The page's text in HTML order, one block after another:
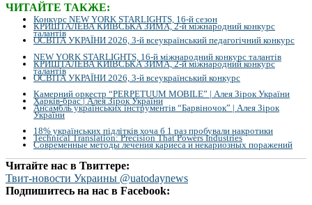
ЧИТАЙТЕ ТАКЖЕ:
Конкурс NEW YORK STARLIGHTS, 16-й сезон
КРИШТАЛЕВА КИЇВСЬКА ЗИМА, 2-й міжнародний конкурс
талантів
ОСВІТА УКРАЇНИ 2026, 3-й всеукраїнський педагогічний конкурс
NEW YORK STARLIGHTS, 16-й міжнародний конкурс талантів
КРИШТАЛЕВА КИЇВСЬКА ЗИМА, 2-й міжнародний конкурс
талантів
ОСВІТА УКРАЇНИ 2026, 3-й всеукраїнський конкурс
Камерний оркестр “PERPETUUM MOBILE” | Алея Зірок України
Харків-брас | Алея Зірок України
Ансамбль українських інструментів “Барвіночок” | Алея Зірок
України
18% українських підлітків хоча б 1 раз пробували накротики
Technical Translation: Precision That Powers Industries
Современные методы лечения кариеса и некариозных поражений
Читайте нас в Твиттере:
Твит-новости Украины @uatodaynews
Подпишитесь на нас в Facebook: